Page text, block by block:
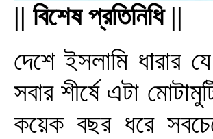
|| বিশেষ প্রতিনিধি ||
দেশে ইসলামি ধারার
সবার শীর্ষে এটা
কয়েক বছর ধরে